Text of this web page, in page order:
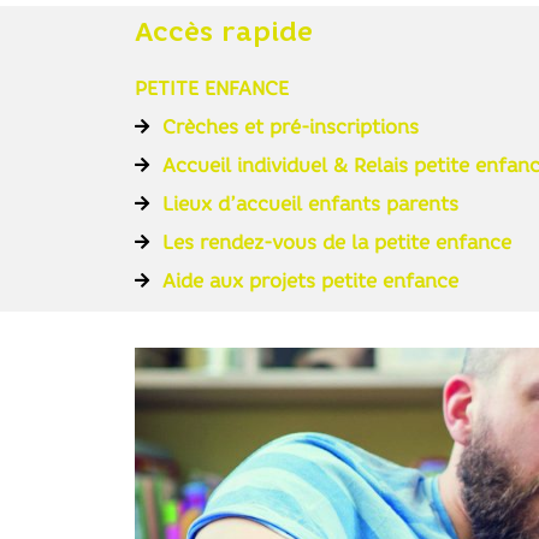
Accès rapide
PETITE ENFANCE
Crèches et pré-inscriptions
Accueil individuel & Relais petite
Lieux d’accueil enfants parents
Les rendez-vous de la petite enfance
Aide aux projets petite enfance